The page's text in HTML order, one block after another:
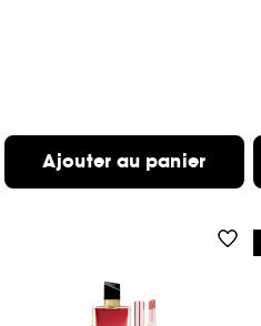
Ajouter au panier